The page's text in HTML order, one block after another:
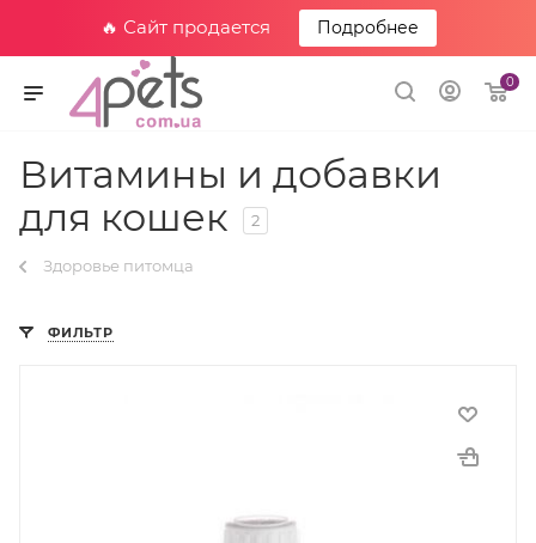
🔥 Сайт продается Подробнее
0
Витамины и добавки
для кошек
2
Здоровье питомца
ФИЛЬТР